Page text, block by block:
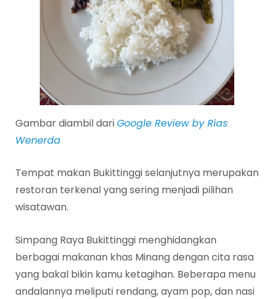
Gambar diambil dariGoogle Review by Rias
Wenerda
Tempat makan Bukittinggi selanjutnya merupakan
restoran terkenal yang sering menjadi pilihan
wisatawan.
Simpang Raya Bukittinggi menghidangkan
berbagai makanan khas Minang dengan cita rasa
yang bakal bikin kamu ketagihan. Beberapa menu
andalannya meliputi rendang, ayam pop, dan nasi